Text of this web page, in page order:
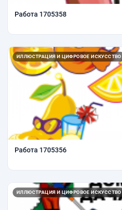
Работа 1705358
ИЛЛЮСТРАЦИЯ И ЦИФРОВОЕ ИСКУССТВО
Работа 1705356
ИЛЛЮСТРАЦИЯ И ЦИФРОВОЕ ИСКУССТВО